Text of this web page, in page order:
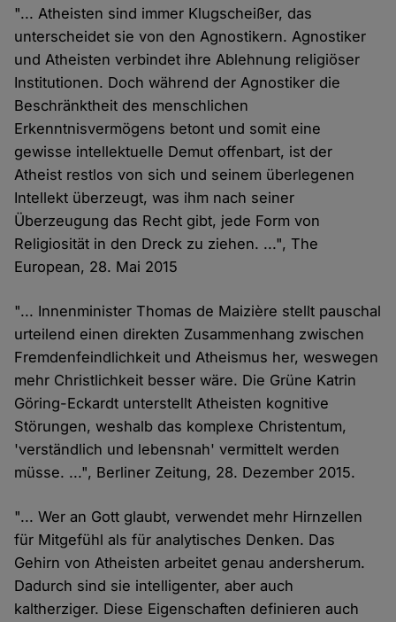
"... Atheisten sind immer Klugscheißer, das
unterscheidet sie von den Agnostikern. Agnostiker
und Atheisten verbindet ihre Ablehnung religiöser
Institutionen. Doch während der Agnostiker die
Beschränktheit des menschlichen
Erkenntnisvermögens betont und somit eine
gewisse intellektuelle Demut offenbart, ist der
Atheist restlos von sich und seinem überlegenen
Intellekt überzeugt, was ihm nach seiner
Überzeugung das Recht gibt, jede Form von
Religiosität in den Dreck zu ziehen. ...", The
European, 28. Mai 2015
"... Innenminister Thomas de Maizière stellt pauschal
urteilend einen direkten Zusammenhang zwischen
Fremdenfeindlichkeit und Atheismus her, weswegen
mehr Christlichkeit besser wäre. Die Grüne Katrin
Göring-Eckardt unterstellt Atheisten kognitive
Störungen, weshalb das komplexe Christentum,
'verständlich und lebensnah' vermittelt werden
müsse. ...", Berliner Zeitung, 28. Dezember 2015.
"... Wer an Gott glaubt, verwendet mehr Hirnzellen
für Mitgefühl als für analytisches Denken. Das
Gehirn von Atheisten arbeitet genau andersherum.
Dadurch sind sie intelligenter, aber auch
kaltherziger. Diese Eigenschaften definieren auch